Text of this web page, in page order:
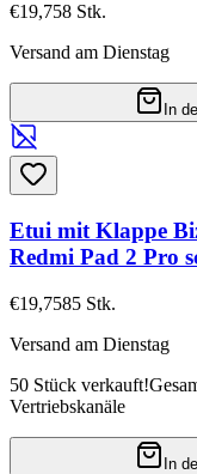
€19,758 Stk.
Versand am Dienstag
In
Etui mit Klappe
Redmi Pad 2 Pro
€19,7585 Stk.
Versand am Dienstag
50 Stück verkauft!
Vertriebskanäle
In